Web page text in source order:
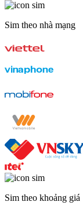
Sim theo nhà mạng
Sim theo khoảng giá